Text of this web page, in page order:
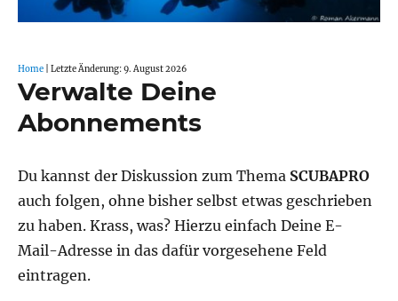
Home | Letzte Änderung: 9. August 2026
Verwalte Deine
Abonnements
Du kannst der Diskussion zum Thema SCUBAPRO
auch folgen, ohne bisher selbst etwas geschrieben
zu haben. Krass, was? Hierzu einfach Deine E-
Mail-Adresse in das dafür vorgesehene Feld
eintragen.